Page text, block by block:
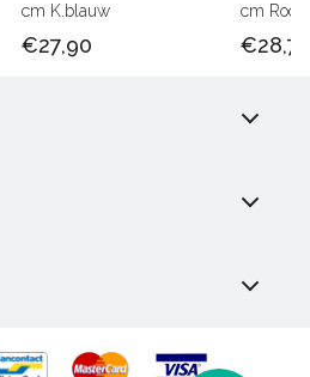
cm K.blauw
€27,90
cm Rood
€28,75